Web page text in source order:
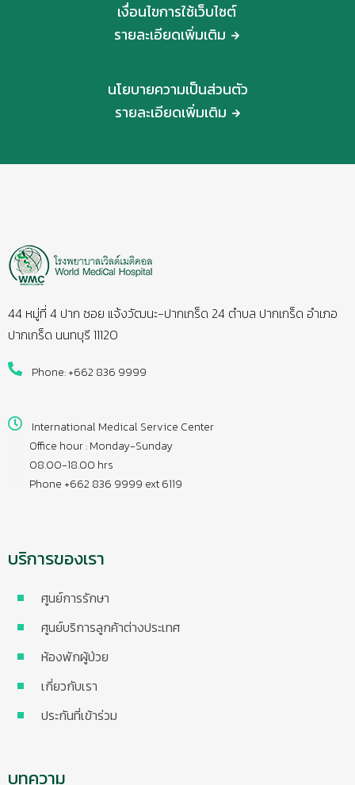
เงื่อนไขการใช้เว็บไซต์
รายละเอียดเพิ่มเติม
นโยบายความเป็นส่วนตัว
รายละเอียดเพิ่มเติม
44 หมู่ที่ 4 ปาก ซอย แจ้งวัฒนะ-ปากเกร็ด 24 ตำบล ปากเกร็ด อำเภอ
ปากเกร็ด นนทบุรี 11120
Phone: +662 836 9999
International Medical Service Center
Office hour : Monday-Sunday
08.00-18.00 hrs
Phone +662 836 9999 ext 6119
บริการของเรา
ศูนย์การรักษา
ศูนย์บริการลูกค้าต่างประเทศ
ห้องพักผู้ป่วย
เกี่ยวกับเรา
ประกันที่เข้าร่วม
บทความ